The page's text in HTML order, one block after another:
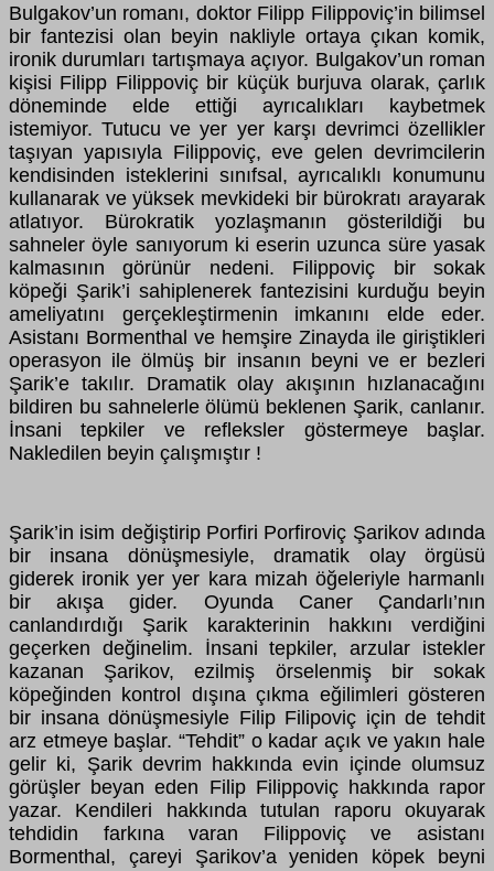
Bulgakov’un romanı, doktor Filipp Filippoviç’in bilimsel
bir fantezisi olan beyin nakliyle ortaya çıkan komik,
ironik durumları tartışmaya açıyor. Bulgakov’un roman
kişisi Filipp Filippoviç bir küçük burjuva olarak, çarlık
döneminde elde ettiği ayrıcalıkları kaybetmek
istemiyor. Tutucu ve yer yer karşı devrimci özellikler
taşıyan yapısıyla Filippoviç, eve gelen devrimcilerin
kendisinden isteklerini sınıfsal, ayrıcalıklı konumunu
kullanarak ve yüksek mevkideki bir bürokratı arayarak
atlatıyor. Bürokratik yozlaşmanın gösterildiği bu
sahneler öyle sanıyorum ki eserin uzunca süre yasak
kalmasının görünür nedeni. Filippoviç bir sokak
köpeği Şarik’i sahiplenerek fantezisini kurduğu beyin
ameliyatını gerçekleştirmenin imkanını elde eder.
Asistanı Bormenthal ve hemşire Zinayda ile giriştikleri
operasyon ile ölmüş bir insanın beyni ve er bezleri
Şarik’e takılır. Dramatik olay akışının hızlanacağını
bildiren bu sahnelerle ölümü beklenen Şarik, canlanır.
İnsani tepkiler ve refleksler göstermeye başlar.
Nakledilen beyin çalışmıştır !
Şarik’in isim değiştirip Porfiri Porfiroviç Şarikov adında
bir insana dönüşmesiyle, dramatik olay örgüsü
giderek ironik yer yer kara mizah öğeleriyle harmanlı
bir akışa gider. Oyunda Caner Çandarlı’nın
canlandırdığı Şarik karakterinin hakkını verdiğini
geçerken değinelim. İnsani tepkiler, arzular istekler
kazanan Şarikov, ezilmiş örselenmiş bir sokak
köpeğinden kontrol dışına çıkma eğilimleri gösteren
bir insana dönüşmesiyle Filip Filipoviç için de tehdit
arz etmeye başlar. “Tehdit” o kadar açık ve yakın hale
gelir ki, Şarik devrim hakkında evin içinde olumsuz
görüşler beyan eden Filip Filippoviç hakkında rapor
yazar. Kendileri hakkında tutulan raporu okuyarak
tehdidin farkına varan Filippoviç ve asistanı
Bormenthal, çareyi Şarikov’a yeniden köpek beyni